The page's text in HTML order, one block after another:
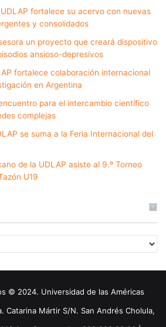
fortalece su acervo con nuevas
y consolidados
un proyecto que creará dispositivo
ansioso-depresivos
fortalece colaboración internacional
en Argentina
para el intercambio científico
complejas
se suma a la Feria Internacional del
de la UDLAP asiste al 9.º Torneo
U19
© 2024. Universidad de las Américas
Catarina Mártir S/N. San Andrés Cholula,